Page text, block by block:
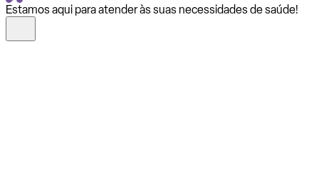
Estamos aqui para atender às suas necessidades de saúde!